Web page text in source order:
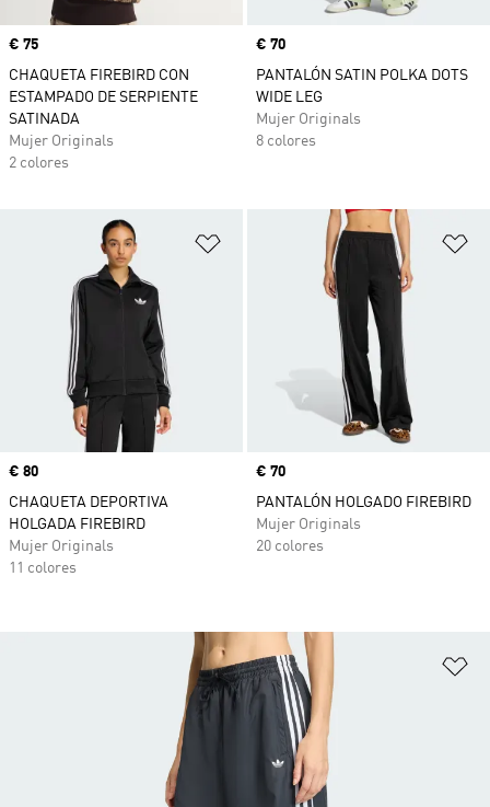
Precio
€ 75
CHAQUETA FIREBIRD CON
ESTAMPADO DE SERPIENTE
SATINADA
Mujer Originals
2 colores
Precio
€ 70
PANTALÓN SATIN POLKA DOTS
WIDE LEG
Mujer Originals
8 colores
Añadir a la lista de deseos
Precio
€ 80
CHAQUETA DEPORTIVA
HOLGADA FIREBIRD
Mujer Originals
11 colores
Precio
€ 70
PANTALÓN HOLGADO FIREBIRD
Mujer Originals
20 colores